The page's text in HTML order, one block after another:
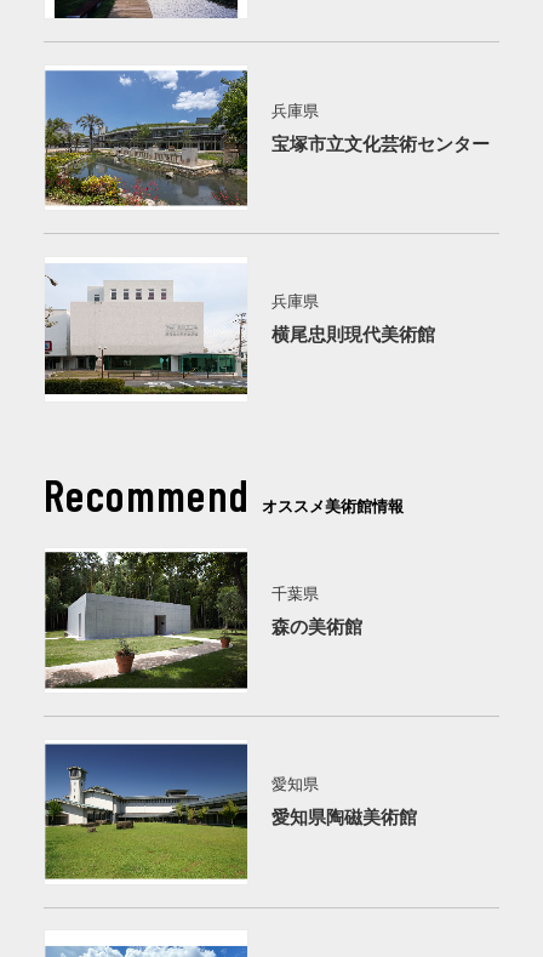
兵庫県
宝塚市立文化芸術センター
兵庫県
横尾忠則現代美術館
Recommend オススメ美術館情報
千葉県
森の美術館
愛知県
愛知県陶磁美術館